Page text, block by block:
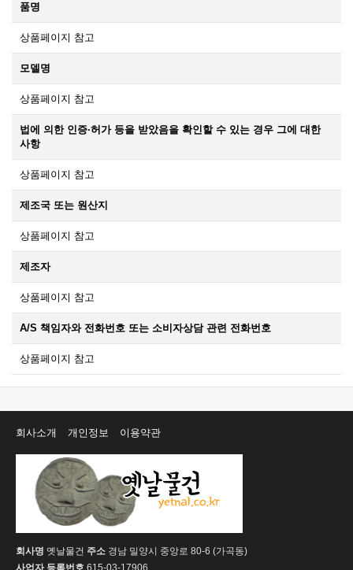
품명
상품페이지 참고
모델명
상품페이지 참고
법에 의한 인증·허가 등을 받았음을 확인할 수 있는 경우 그에 대한
사항
상품페이지 참고
제조국 또는 원산지
상품페이지 참고
제조자
상품페이지 참고
A/S 책임자와 전화번호 또는 소비자상담 관련 전화번호
상품페이지 참고
회사소개 개인정보 이용약관
회사명 옛날물건 주소 경남 밀양시 중앙로 80-6 (가곡동)
사업자 등록번호 615-03-17906